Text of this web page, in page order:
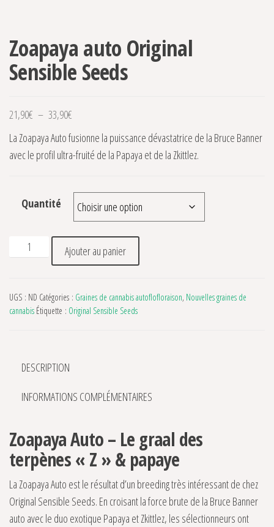
Zoapaya auto Original
Sensible Seeds
21,90€ – 33,90€
La Zoapaya Auto fusionne la puissance dévastatrice de la Bruce Banner
avec le profil ultra-fruité de la Papaya et de la Zkittlez.
Quantité
quantité de Zoapaya auto Original Sensible Seeds
Ajouter au panier
UGS : ND Catégories : Graines de cannabis autoflofloraison, Nouvelles graines de
cannabis Étiquette : Original Sensible Seeds
DESCRIPTION
INFORMATIONS COMPLÉMENTAIRES
Zoapaya Auto – Le graal des
terpènes « Z » & papaye
La Zoapaya Auto est le résultat d’un breeding très intéressant de chez
Original Sensible Seeds. En croisant la force brute de la Bruce Banner
auto avec le duo exotique Papaya et Zkittlez, les sélectionneurs ont